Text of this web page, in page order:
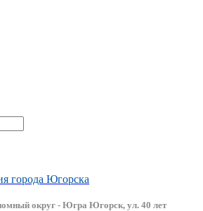
города Югорска
мный округ - Югра Югорск, ул. 40 лет